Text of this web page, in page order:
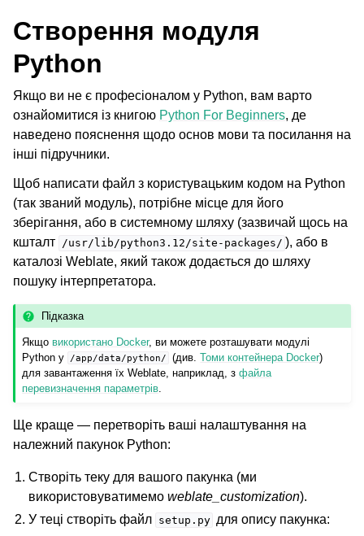
navigation of Підтримувані формати файлів
navigation of Настанови з налаштовування
Створення модуля
Python
Якщо ви не є професіоналом у Python, вам варто
ознайомитися із книгою Python For Beginners, де
наведено пояснення щодо основ мови та посилання на
інші підручники.
Щоб написати файл з користувацьким кодом на Python
(так званий модуль), потрібне місце для його
зберігання, або в системному шляху (зазвичай щось на
кшталт /usr/lib/python3.12/site-packages/ ), або в
каталозі Weblate, який також додається до шляху
пошуку інтерпретатора.
Підказка
Якщо використано Docker, ви можете розташувати модулі
Python у
/app/data/python/ (див.Томи контейнера Docker)
для завантаження їх Weblate, наприклад, зфайла
перевизначення параметрів.
Ще краще — перетворіть ваші налаштування на
належний пакунок Python:
Створіть теку для вашого пакунка (ми
використовуватимемоweblate_customization).
У теці створіть файл setup.py для опису пакунка: